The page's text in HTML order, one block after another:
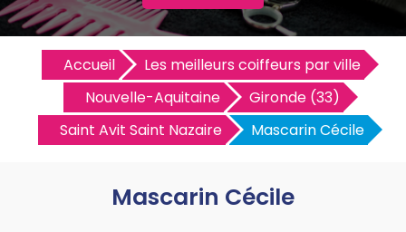
Accueil
Les meilleurs coiffeurs par ville
Nouvelle-Aquitaine
Gironde (33)
Saint Avit Saint Nazaire
Mascarin Cécile
Mascarin Cécile